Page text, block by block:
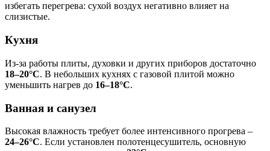
избегать перегрева: сухой воздух негативно влияет на
слизистые.
Кухня
Из-за работы плиты, духовки и других приборов достаточно
18–20°C. В небольших кухнях с газовой плитой можно
уменьшить нагрев до 16–18°C.
Ванная и санузел
Высокая влажность требует более интенсивного прогрева –
24–26°C. Если установлен полотенцесушитель, основную